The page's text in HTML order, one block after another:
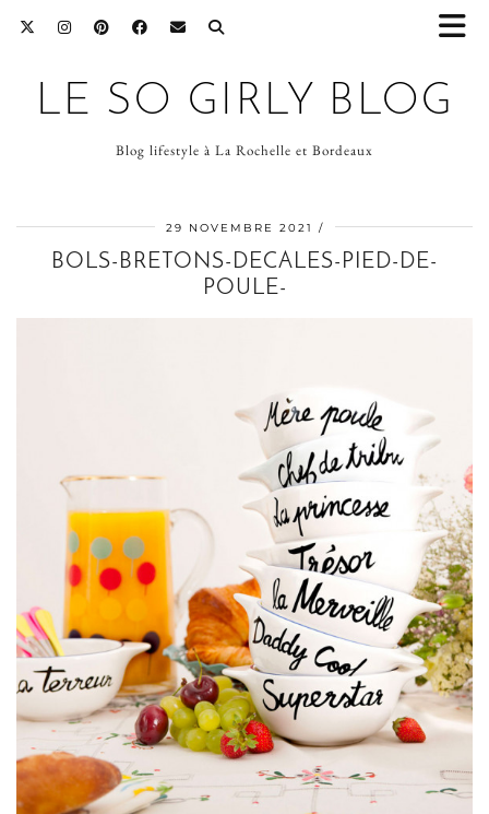
LE SO GIRLY BLOG
Blog lifestyle à La Rochelle et Bordeaux
29 NOVEMBRE 2021
BOLS-BRETONS-DECALES-PIED-DE-
POULE-